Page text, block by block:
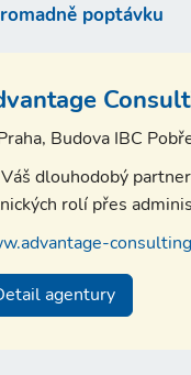
poptávku
Budova IBC
dlouhodobý
rolí přes
agentury